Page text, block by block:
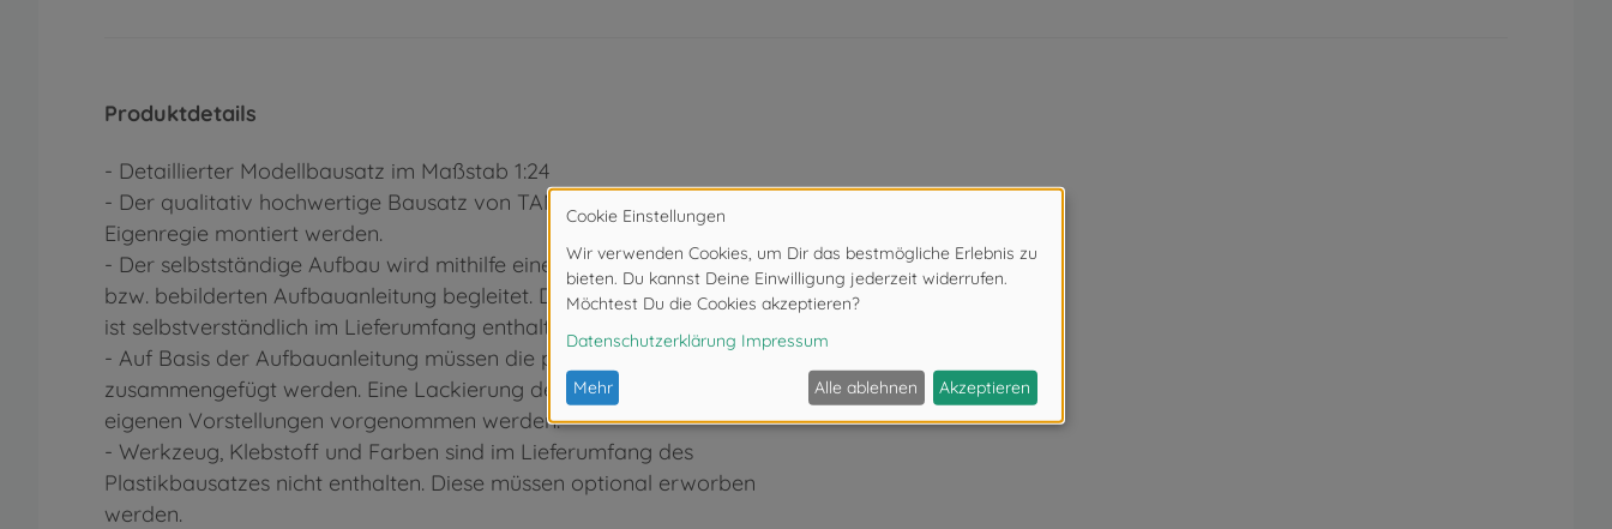
Produktdetails
- Detaillierter Modellbausatz im Maßstab 1:24
- Der qualitativ hochwertige Bausatz von TAMIYA muss in
Eigenregie montiert werden.
- Der selbstständige Aufbau wird mithilfe einer Schritt für Schritt
bzw. bebilderten Aufbauanleitung begleitet. Die Aufbauanleitung
ist selbstverständlich im Lieferumfang enthalten.
- Auf Basis der Aufbauanleitung müssen die passgenauen Einzelteile
zusammengefügt werden. Eine Lackierung der Teile kann nach
eigenen Vorstellungen vorgenommen werden.
- Werkzeug, Klebstoff und Farben sind im Lieferumfang des
Plastikbausatzes nicht enthalten. Diese müssen optional erworben
werden.